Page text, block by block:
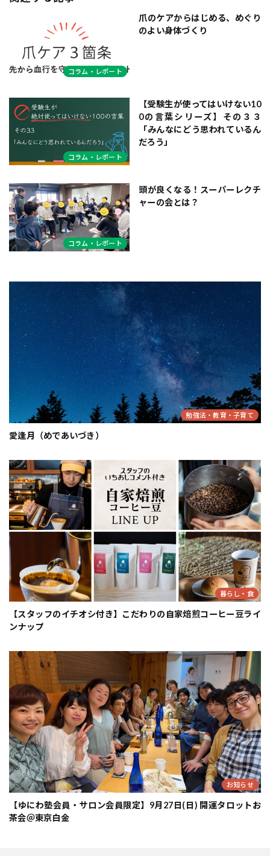
コラム・レポート
爪のケアからはじめる、めぐり
のよい身体づくり
コラム・レポート
【受験生が使ってはいけない10
0の言葉シリーズ】その３３
「みんなにどう思われているん
だろう」
コラム・レポート
頭が良くなる！スーパーレクチ
ャーの会とは？
勉強法・教育・子育て
愛逢月（めであいづき）
暮らし・食
【スタッフのイチオシ付き】こだわりの自家焙煎コーヒー豆ライ
ンナップ
お知らせ
【ゆにわ塾会員・サロン会員限定】9月27日(日) 開運タロットお
茶会＠東京白金